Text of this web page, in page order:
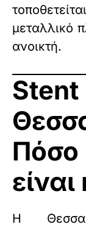
μεταλλικό
ανοικτή.
Η